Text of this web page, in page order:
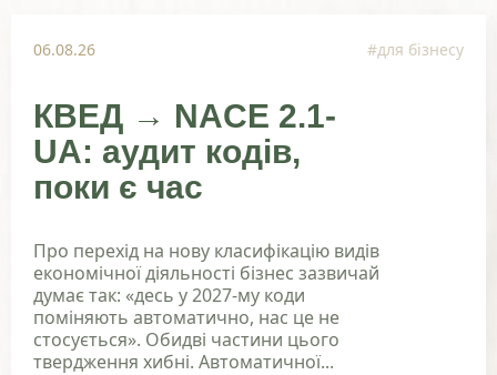
06.08.26 #для бізнесу
КВЕД → NACE 2.1-
UA: аудит кодів,
поки є час
Про перехід на нову класифікацію видів
економічної діяльності бізнес зазвичай
думає так: «десь у 2027-му коди
поміняють автоматично, нас це не
стосується». Обидві частини цього
твердження хибні. Автоматичної...